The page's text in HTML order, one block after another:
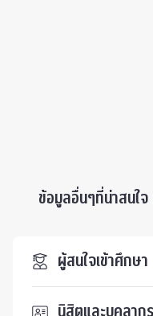
ข้อมูลอื่นๆที่น่าสนใจ
ผู้สนใจเข้าศึกษา